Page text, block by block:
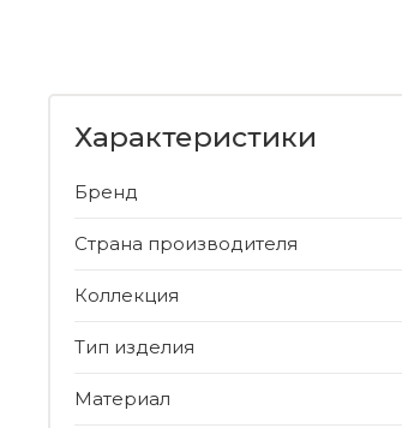
Характеристики
Бренд
Страна производителя
Коллекция
Тип изделия
Материал